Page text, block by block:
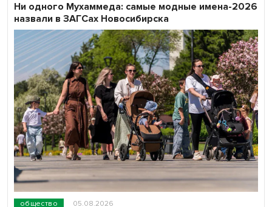
общество 05.08.2026
Ни одного Мухаммеда: самые модные имена-2026
назвали в ЗАГСах Новосибирска